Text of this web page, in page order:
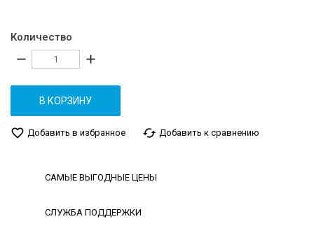
Количество
remove add
В КОРЗИНУ
favorite_border Добавить в избранное cached Добавить к сравнению
САМЫЕ ВЫГОДНЫЕ ЦЕНЫ
СЛУЖБА ПОДДЕРЖКИ